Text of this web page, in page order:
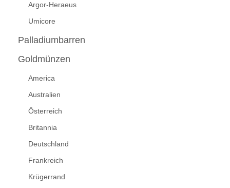
Argor-Heraeus
Umicore
Palladiumbarren
Goldmünzen
America
Australien
Österreich
Britannia
Deutschland
Frankreich
Krügerrand